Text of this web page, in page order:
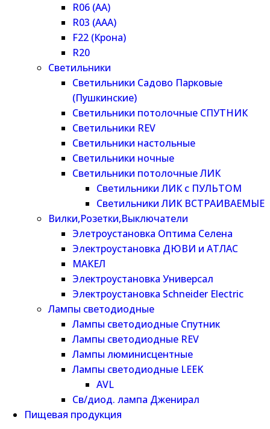
R06 (AA)
R03 (AAA)
F22 (Крона)
R20
Светильники
Светильники Садово Парковые
(Пушкинские)
Светильники потолочные СПУТНИК
Светильники REV
Светильники настольные
Светильники ночные
Светильники потолочные ЛИК
Светильники ЛИК с ПУЛЬТОМ
Светильники ЛИК ВСТРАИВАЕМЫЕ
Вилки,Розетки,Выключатели
Элетроустановка Оптима Селена
Электроустановка ДЮВИ и АТЛАС
МАКЕЛ
Электроустановка Универсал
Электроустановка Schneider Electric
Лампы светодиодные
Лампы светодиодные Спутник
Лампы светодиодные REV
Лампы люминисцентные
Лампы светодиодные LEEK
AVL
Св/диод. лампа Дженирал
Пищевая продукция